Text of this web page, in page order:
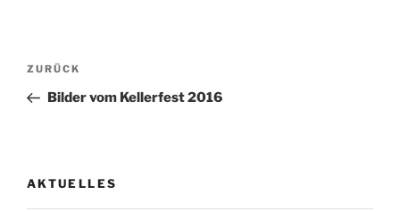
Beitragsnavigation
Vorheriger
Beitrag
ZURÜCK
Bilder vom Kellerfest 2016
AKTUELLES